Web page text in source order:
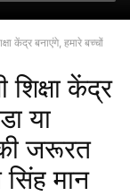
केंद्र बनाएंगे, हमारे बच्चों
केंद्र
या
जरूरत
मान